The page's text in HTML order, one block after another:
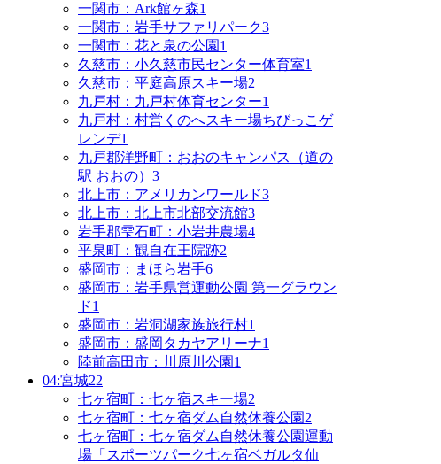
一関市：Ark館ヶ森1
一関市：岩手サファリパーク3
一関市：花と泉の公園 1
久慈市：小久慈市民センター体育室1
久慈市：平庭高原スキー場2
九戸村：九戸村体育センター1
九戸村：村営くのへスキー場ちびっこゲ
レンデ1
九戸郡洋野町：おおのキャンパス（道の
駅 おおの） 3
北上市：アメリカンワールド3
北上市：北上市北部交流館3
岩手郡雫石町：小岩井農場4
平泉町：観自在王院跡2
盛岡市：まほら岩手6
盛岡市：岩手県営運動公園 第一グラウン
ド1
盛岡市：岩洞湖家族旅行村1
盛岡市：盛岡タカヤアリーナ1
陸前高田市：川原川公園 1
04:宮城22
七ヶ宿町：七ヶ宿スキー場2
七ヶ宿町：七ヶ宿ダム自然休養公園 2
七ヶ宿町：七ヶ宿ダム自然休養公園運動
場「スポーツパーク七ヶ宿ベガルタ仙